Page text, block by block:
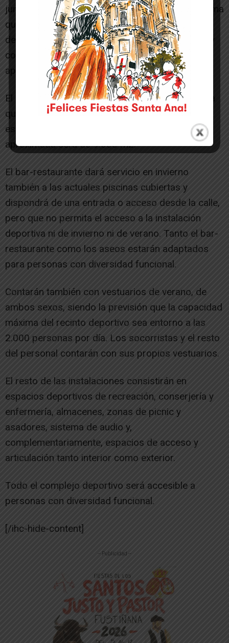
junto a una de las entradas de recreación de forma
que el monitor que controla la entrada a los
deslizadores o toboganes, asegure la vigilancia y
control de este espacio infantil. Superficie
aproximada 500 m2.
El proyecto contemplará igualmente una estancia
que rodee la zona acuática y que tenga grandes
espacios de sombra en isletas. La superficie
aproximada será de 9.000 m2.
El bar-restaurante dará servicio en invierno
también a las actuales piscinas cubiertas y
dispondrá de una entrada o acceso desde la calle,
pero que no permita el acceso a la instalación
deportiva ni de invierno ni de verano. Tanto el bar-
restaurante como los aseos estarán adaptados
para personas con diversidad funcional.
Contarán también con vestuarios de verano, de
ambos sexos, siendo la previsión que la capacidad
máxima del recinto deportivo sea entorno a las
2.000 personas por día. Los socorristas y el resto
del personal contarán con sus propios vestuarios.
El resto de las instalaciones consistirán en
espacios deportivos de recreación, conserjería y
enfermería, almacenes, zonas de picnic y
asadores, sistema de audio y,
complementariamente, espacios de acceso y
articulación tanto interior como exterior.
Todo el complejo deportivo será accesible a
personas con diversidad funcional.
[/ihc-hide-content]
-- Publicidad --